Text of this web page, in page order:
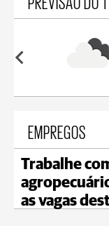
19°C
EMPREGOS
Trabalhe
as vagas